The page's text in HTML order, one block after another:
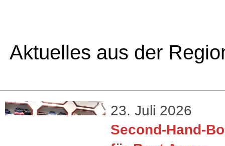
Aktuelles aus der
23. Juli 2026
Second-Hand-